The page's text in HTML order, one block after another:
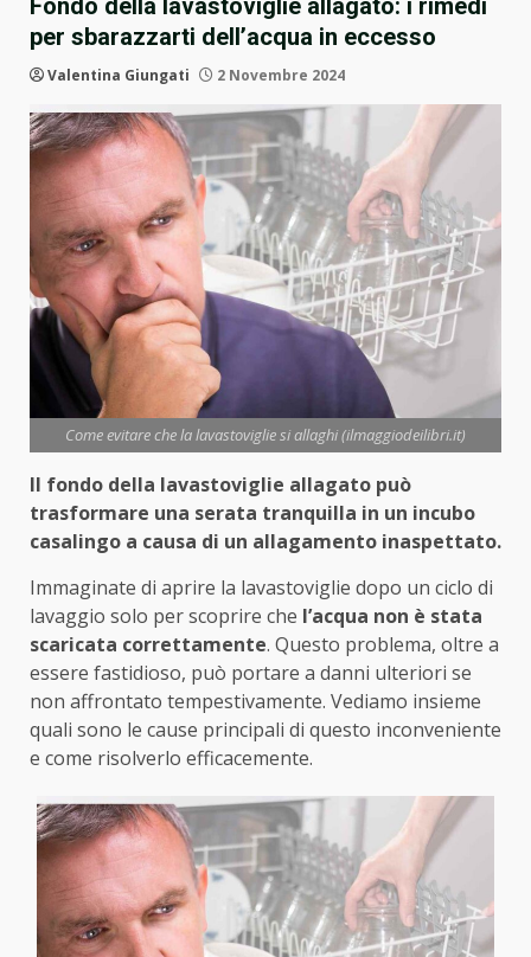
Fondo della lavastoviglie allagato: i rimedi
per sbarazzarti dell’acqua in eccesso
Valentina Giungati 2 Novembre 2024
Come evitare che la lavastoviglie si allaghi (ilmaggiodeilibri.it)
Il fondo della lavastoviglie allagato può
trasformare una serata tranquilla in un incubo
casalingo a causa di un allagamento inaspettato.
Immaginate di aprire la lavastoviglie dopo un ciclo di
lavaggio solo per scoprire che l’acqua non è stata
scaricata correttamente. Questo problema, oltre a
essere fastidioso, può portare a danni ulteriori se
non affrontato tempestivamente. Vediamo insieme
quali sono le cause principali di questo inconveniente
e come risolverlo efficacemente.